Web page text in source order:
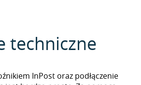
techniczne
InPost oraz podłączenie